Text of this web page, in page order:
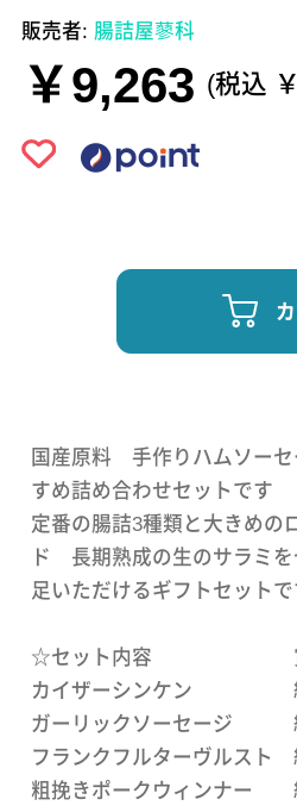
販売者: 腸詰屋蓼科
￥9,263 (税込
国産原料 手作りハムソーセ
すめ詰め合わせセットです
定番の腸詰3種類と大きめ
ド 長期熟成の生のサラミ
足いただけるギフトセットで
☆セット内容 賞味
カイザーシンケン
ガーリックソーセージ
フランクフルターヴルス
粗挽きポークウィンナ